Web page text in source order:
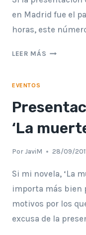
en Madrid fue el
horas, este
LEER MÁS
LIBRO
LINARES
EVENTOS
‘La
Por JaviM 28/09/
Si mi novela, ‘La
importa más bien
motivos por los
excusa de la